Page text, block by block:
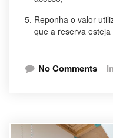
Reponha o valor
que a reserva
No Comments In